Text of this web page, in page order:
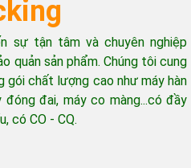
sự tận tâm và chuyên nghiệp
quản sản phẩm. Chúng tôi cung
chất lượng cao như máy hàn
đai, máy co màng...có đầy
có CO - CQ.